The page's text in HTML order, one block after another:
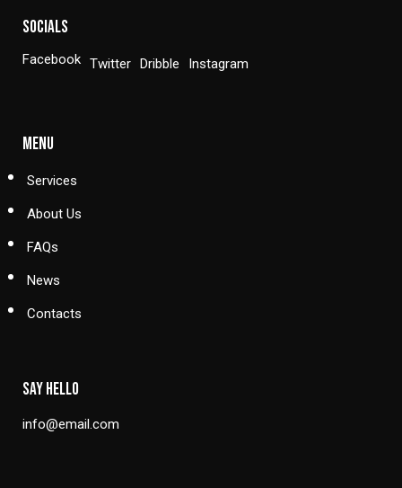
SOCIALS
Facebook Twitter Dribble Instagram
MENU
Services
About Us
FAQs
News
Contacts
SAY HELLO
info@email.com